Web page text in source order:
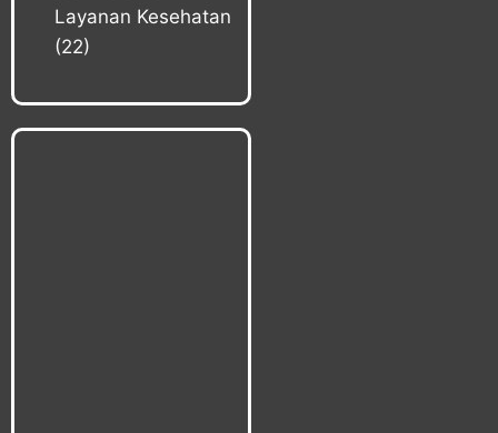
Layanan Kesehatan
(22)